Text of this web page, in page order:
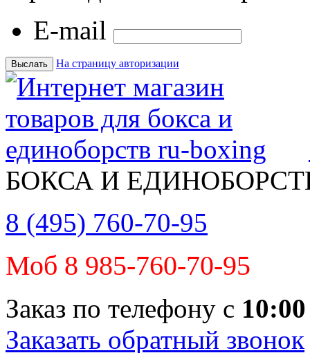
E-mail
На страницу авторизации
БОКСА И
8 (495) 760-70-95
Моб 8 985-760-70-95
Заказ по телефону с 10:00
Заказать обратный звонок